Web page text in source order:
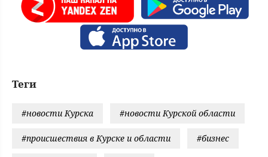
Теги
#новости Курска #новости Курской области
#происшествия в Курске и области #бизнес